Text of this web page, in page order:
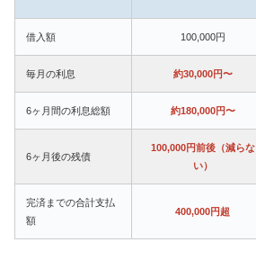
借入額 100,000円
毎月の利息 約30,000円〜
6ヶ月間の利息総額 約180,000円〜
6ヶ月後の残債
100,000円前後（減らな
い）
完済までの合計支払
額
400,000円超